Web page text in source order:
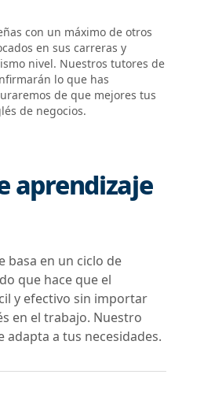
con un máximo de otros
en sus carreras y
nivel. Nuestros tutores de
lo que has
de que mejores tus
de negocios.
aprendizaje
basa en un ciclo de
que hace que el
y efectivo sin importar
en el trabajo. Nuestro
adapta a tus necesidades.